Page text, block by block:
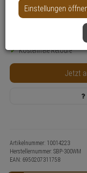
Farbe: Elfenbein
Lieferzeit: 3-4
Kostenfreie Retoure
Jetzt
Artikelnummer: 10014223
Herstellernummer: SBP-300WM
EAN: 6950207311758
Einstellungen